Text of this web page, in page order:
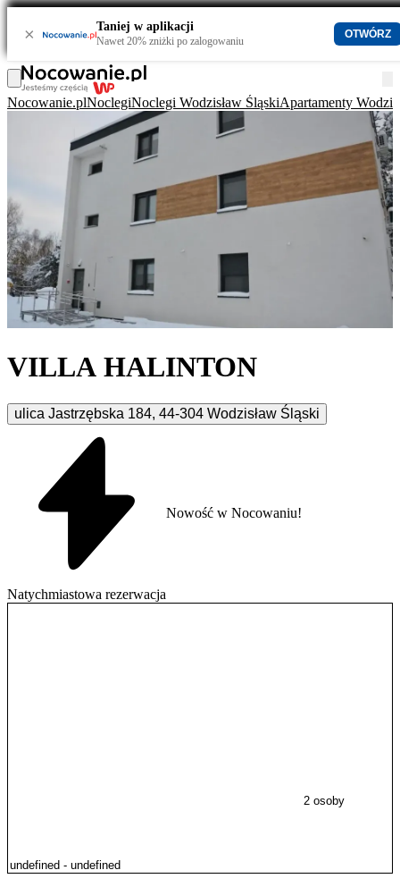
× Taniej w aplikacji
Nawet 20% zniżki po zalogowaniu
OTWÓRZ
Nocowanie.plNoclegiNoclegi Wodzisław ŚląskiApartamenty
VILLA HALINTON
ulica Jastrzębska 184, 44-304 Wodzisław Śląski
Natychmiastowa rezerwacja
Nowość w Nocowaniu!
2 osoby